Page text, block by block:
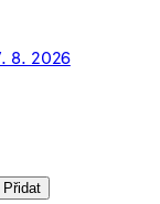
8. 2026
Přidat